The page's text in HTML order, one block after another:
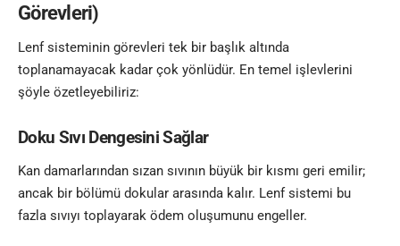
Görevleri)
Lenf sisteminin görevleri tek bir başlık altında
toplanamayacak kadar çok yönlüdür. En temel işlevlerini
şöyle özetleyebiliriz:
Doku Sıvı Dengesini Sağlar
Kan damarlarından sızan sıvının büyük bir kısmı geri emilir;
ancak bir bölümü dokular arasında kalır. Lenf sistemi bu
fazla sıvıyı toplayarak ödem oluşumunu engeller.